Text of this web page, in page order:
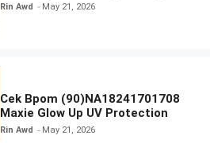
Rin Awd May 21, 2026
Cek Bpom (90)NA18241701708
Maxie Glow Up UV Protection
Rin Awd May 21, 2026